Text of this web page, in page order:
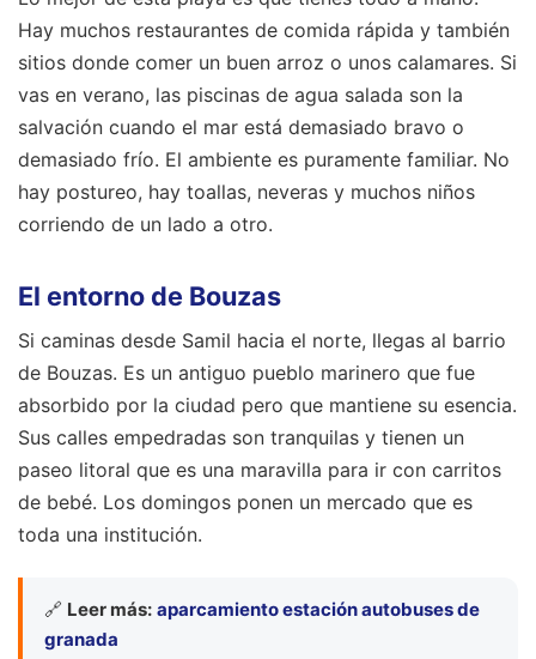
Hay muchos restaurantes de comida rápida y también
sitios donde comer un buen arroz o unos calamares. Si
vas en verano, las piscinas de agua salada son la
salvación cuando el mar está demasiado bravo o
demasiado frío. El ambiente es puramente familiar. No
hay postureo, hay toallas, neveras y muchos niños
corriendo de un lado a otro.
El entorno de Bouzas
Si caminas desde Samil hacia el norte, llegas al barrio
de Bouzas. Es un antiguo pueblo marinero que fue
absorbido por la ciudad pero que mantiene su esencia.
Sus calles empedradas son tranquilas y tienen un
paseo litoral que es una maravilla para ir con carritos
de bebé. Los domingos ponen un mercado que es
toda una institución.
🔗 Leer más: aparcamiento estación autobuses de
granada